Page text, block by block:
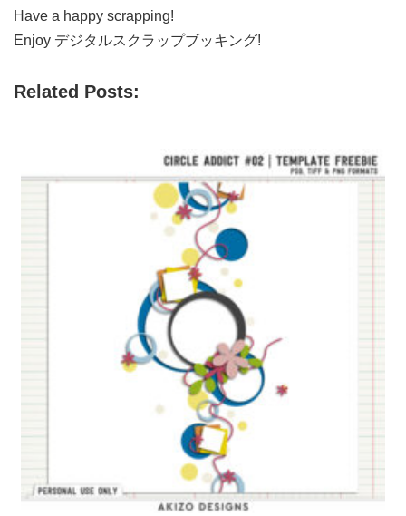
Have a happy scrapping!
Enjoy デジタルスクラップブッキング!
Related Posts: